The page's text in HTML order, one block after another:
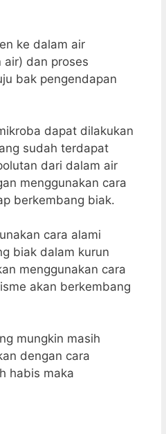
ke dalam air
air) dan proses
bak pengendapan
dapat dilakukan
sudah terdapat
dari dalam air
menggunakan cara
berkembang biak.
cara alami
biak dalam kurun
menggunakan cara
akan berkembang
mungkin masih
dengan cara
habis maka